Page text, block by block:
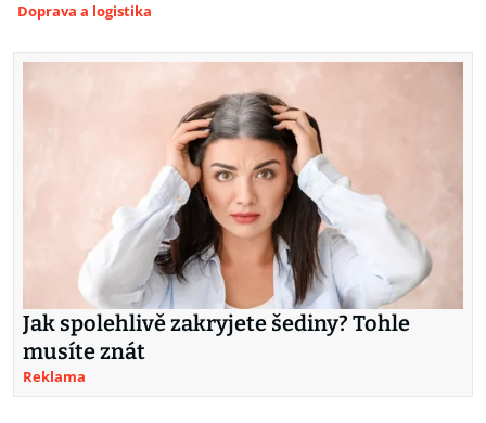
Doprava a logistika
Jak spolehlivě zakryjete šediny? Tohle
musíte znát
Reklama